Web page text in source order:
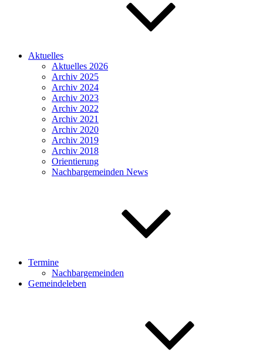
Aktuelles
Aktuelles 2026
Archiv 2025
Archiv 2024
Archiv 2023
Archiv 2022
Archiv 2021
Archiv 2020
Archiv 2019
Archiv 2018
Orientierung
Nachbargemeinden News
Termine
Nachbargemeinden
Gemeindeleben